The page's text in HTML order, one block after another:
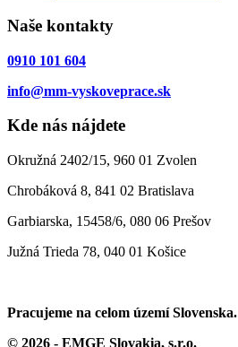
Naše kontakty
0910 101 604
info@mm-vyskoveprace.sk
Kde nás nájdete
Okružná 2402/15, 960 01 Zvolen
Chrobáková 8, 841 02 Bratislava
Garbiarska, 15458/6, 080 06 Prešov
Južná Trieda 78, 040 01 Košice
Pracujeme na celom území Slovenska.
© 2026 - EMGE Slovakia, s.r.o.